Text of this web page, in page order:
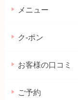
メニュー
ク-ポン
お客様の口コミ
ご予約